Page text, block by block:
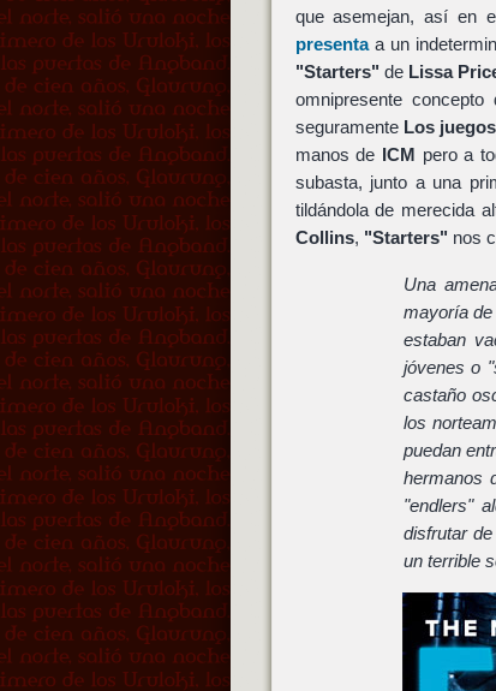
que asemejan, así en
presentaa un
"Starters" de Lissa
omnipresente
seguramente Los
manos de ICM pero a
subasta, junto a una
tildándola de merecida
Collins, "Starters" nos
Una
mayoría de
estaban
jóvenes o
castaño
los
puedan
hermanos
"endlers"
disfrutar
un terrible